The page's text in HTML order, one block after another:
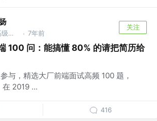
公众号「高级前端进阶」 @蚂蚁 · 7年前
关注
100 问：能搞懂 80% 的请把简历给
与，精选大厂前端面试高频 100 题，
2019 ...
416